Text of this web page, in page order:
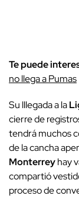
Te puede
no llega a Pumas
Su lllegada a la
cierre de
tendrá muchos
de la cancha
Monterreyhay
compartió
proceso de